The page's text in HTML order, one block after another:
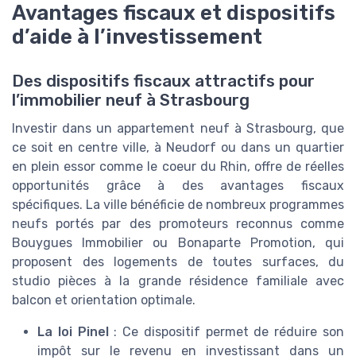
Avantages fiscaux et dispositifs
d’aide à l’investissement
Des dispositifs fiscaux attractifs pour
l’immobilier neuf à Strasbourg
Investir dans un appartement neuf à Strasbourg, que
ce soit en centre ville, à Neudorf ou dans un quartier
en plein essor comme le coeur du Rhin, offre de réelles
opportunités grâce à des avantages fiscaux
spécifiques. La ville bénéficie de nombreux programmes
neufs portés par des promoteurs reconnus comme
Bouygues Immobilier ou Bonaparte Promotion, qui
proposent des logements de toutes surfaces, du
studio pièces à la grande résidence familiale avec
balcon et orientation optimale.
La loi Pinel
: Ce dispositif permet de réduire son
impôt sur le revenu en investissant dans un